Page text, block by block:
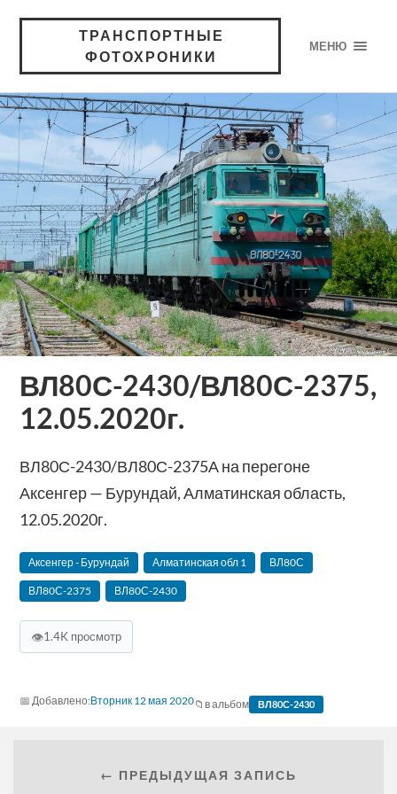
ТРАНСПОРТНЫЕ
ФОТОХРОНИКИ
МЕНЮ
ВЛ80С-2430/ВЛ80С-2375,
12.05.2020г.
ВЛ80С-2430/ВЛ80С-2375А на перегоне
Аксенгер — Бурундай, Алматинская область,
12.05.2020г.
Аксенгер - Бурундай Алматинская‬ обл 1 ВЛ80С
ВЛ80С-2375 ВЛ80С-2430
👁1.4K просмотр
Вторник 12 мая 2020 в альбом ВЛ80С-2430
← ПРЕДЫДУЩАЯ ЗАПИСЬ